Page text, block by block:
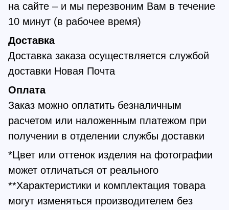
на сайте – и мы перезвоним Вам в течение
10 минут (в рабочее время)
Доставка
Доставка заказа осуществляется службой
доставки Новая Почта
Оплата
Заказ можно оплатить безналичным
расчетом или наложенным платежом при
получении в отделении службы доставки
*Цвет или оттенок изделия на фотографии
может отличаться от реального
**Характеристики и комплектация товара
могут изменяться производителем без